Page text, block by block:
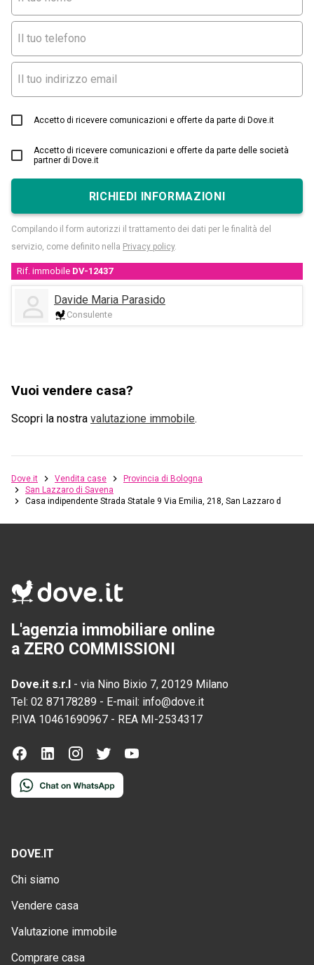
Accetto di ricevere comunicazioni e offerte da parte di Dove.it
Accetto di ricevere comunicazioni e offerte da parte delle società
partner di Dove.it
RICHIEDI INFORMAZIONI
Compilando il form autorizzi il trattamento dei dati per le finalità del
servizio, come definito nella Privacy policy.
Rif. immobile DV-12437
Davide Maria Parasido
Consulente
Vuoi vendere casa?
Scopri la nostra valutazione immobile.
Dove.it Vendita case
Provincia di Bologna
San Lazzaro di Savena
Casa indipendente Strada Statale 9 Via Emilia, 218, San Lazzaro di Savena
L'agenzia immobiliare online
a ZERO COMMISSIONI
Dove.it s.r.l - via Nino Bixio 7, 20129 Milano
Tel: 02 87178289 - E-mail: info@dove.it
P.IVA 10461690967 - REA MI-2534317
DOVE.IT
Chi siamo
Vendere casa
Valutazione immobile
Comprare casa